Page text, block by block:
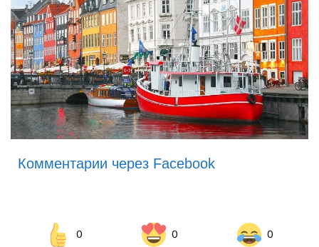
Комментарии через Facebook
0 0 0